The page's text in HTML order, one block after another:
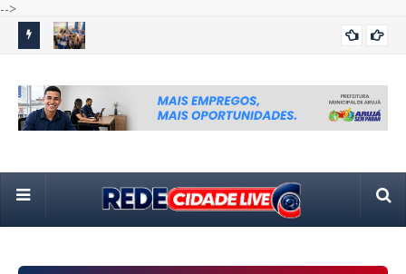
-->
Harvard por projeto sobre desenvolvimento socioemocional
GUARULHOS